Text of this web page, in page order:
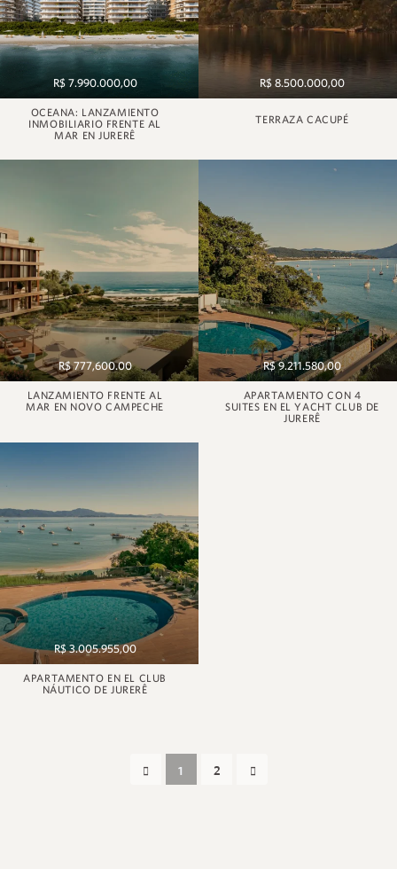
R$ 7.990.000,00
OCEANA: LANZAMIENTO
INMOBILIARIO FRENTE AL
MAR EN JURERÊ
R$ 8.500.000,00
TERRAZA CACUPÉ
R$ 777,600.00
LANZAMIENTO FRENTE AL
MAR EN NOVO CAMPECHE
R$ 9.211.580,00
APARTAMENTO CON 4
SUITES EN EL YACHT CLUB DE
JURERÊ
R$ 3.005.955,00
APARTAMENTO EN EL CLUB
NÁUTICO DE JURERÊ
1 2